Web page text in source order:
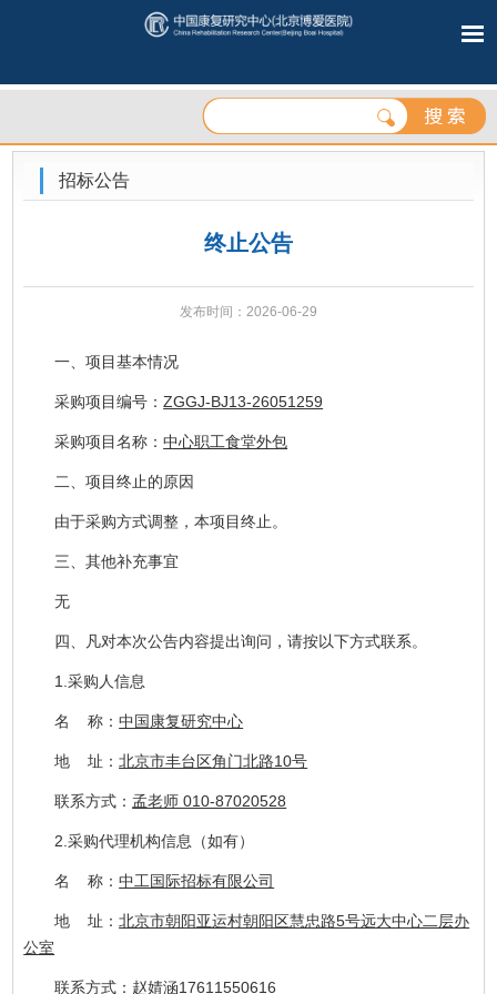
招标公告
终止公告
发布时间：2026-06-29
一、项目基本情况
采购项目编号：ZGGJ-BJ13-26051259
采购项目名称：中心职工食堂外包
二、项目终止的原因
由于采购方式调整，本项目终止。
三、其他补充事宜
无
四、凡对本次公告内容提出询问，请按以下方式联系。
1.采购人信息
名 称：中国康复研究中心
地 址：北京市丰台区角门北路10号
联系方式：孟老师 010-87020528
2.采购代理机构信息（如有）
名 称：中工国际招标有限公司
地 址：北京市朝阳亚运村朝阳区慧忠路5号远大中心二层办
公室
联系方式： 赵婧涵17611550616